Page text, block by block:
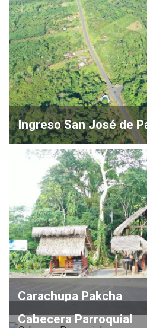
Ingreso San José de
Carachupa Pakcha
Cabecera Parroquial